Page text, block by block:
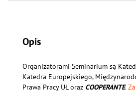
Opis
Organizatorami Seminarium są
Katedra Europejskiego,
Prawa Pracy UŁ oraz COOPERANTE.